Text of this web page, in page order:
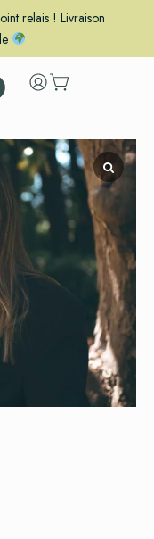
relais ! Livraison